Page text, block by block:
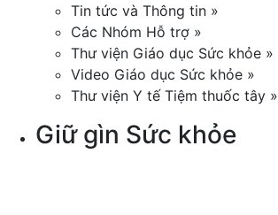
Tin tức và Thông tin »
Các Nhóm Hỗ trợ »
Thư viện Giáo dục Sức khỏe »
Video Giáo dục Sức khỏe »
Thư viện Y tế Tiệm thuốc tây »
Giữ gìn Sức khỏe